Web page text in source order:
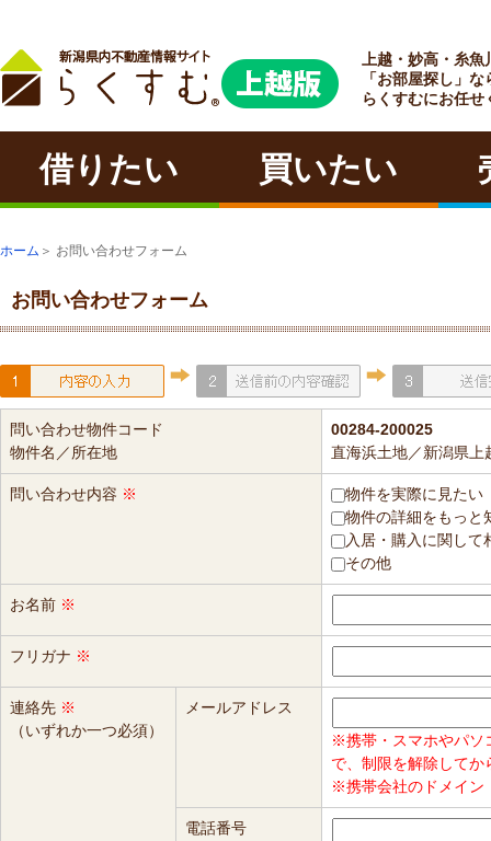
ラクチン
上越・妙高・糸魚
「お部屋探し」な
らくすむにお任せ
借りたい 買いたい
ホーム ＞ お問い合わせフォーム
お問い合わせフォーム
問い合わせ物件コード
物件名／所在地
00284-200025
直海浜土地／新潟県上
問い合わせ内容 ※
物件を実際に見たい
物件の詳細をもっと
入居・購入に関して
その他
お名前 ※
フリガナ ※
連絡先 ※
（いずれか一つ必須）
メールアドレス
※携帯・スマホやパソ
で、制限を解除して
※携帯会社のドメイン
電話番号